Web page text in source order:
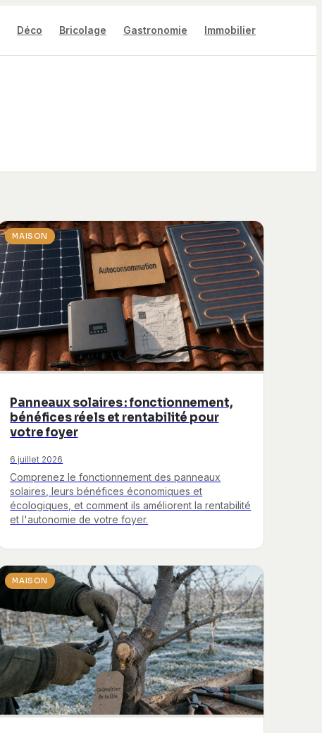
Déco Bricolage Gastronomie Immobilier
MAISON
Panneaux solaires : fonctionnement,
bénéfices réels et rentabilité pour
votre foyer
6 juillet 2026
Comprenez le fonctionnement des panneaux
solaires, leurs bénéfices économiques et
écologiques, et comment ils améliorent la rentabilité
et l'autonomie de votre foyer.
MAISON